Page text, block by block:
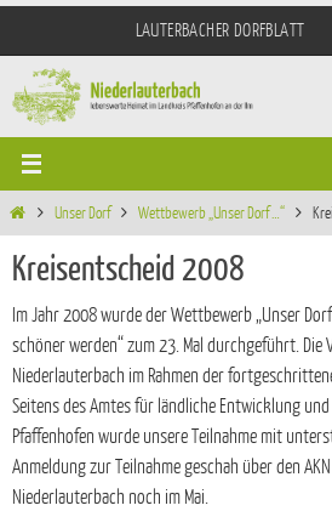
springen
LAUTERBACHER DORFBLATT
StartUnser Dorf Wettbewerb „Unser Dorf …“
Kreisentscheid 2008
Im Jahr 2008 wurde der Wettbewerb „Unser
schöner werden“ zum 23. Mal durchgeführt. Die
Niederlauterbach im Rahmen der
Seitens des Amtes für ländliche Entwicklung
Pfaffenhofen wurde unsere Teilnahme mit
Anmeldung zur Teilnahme geschah über den
Niederlauterbach noch im Mai.